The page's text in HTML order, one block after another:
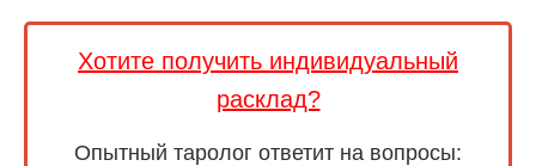
Хотите получить индивидуальный
расклад?
Опытный таролог ответит на вопросы: